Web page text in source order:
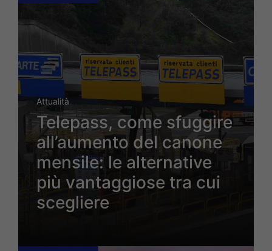
Attualità
Telepass, come sfuggire
all’aumento del canone
mensile: le alternative
più vantaggiose tra cui
scegliere